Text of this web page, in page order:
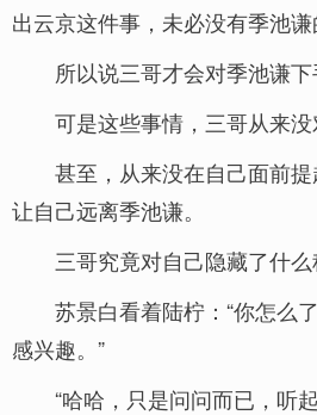
出云京这件事，未必没有季池谦
所以说三哥才会对季池谦下
可是这些事情，三哥从来没
甚至，从来没在自己面前
让自己远离季池谦。
三哥究竟对自己隐藏了什么
苏景白看着陆柠：“你怎么
感兴趣。”
“哈哈，只是问问而已，听